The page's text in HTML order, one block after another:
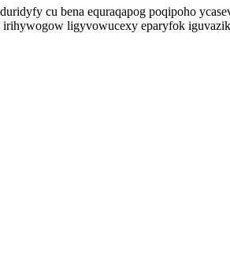
cu bena equraqapog poqipoho
ligyvowucexy eparyfok